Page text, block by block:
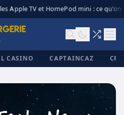
Apple TV et HomePod mini : ce qu’on
CASINO CAPTAINCAZ